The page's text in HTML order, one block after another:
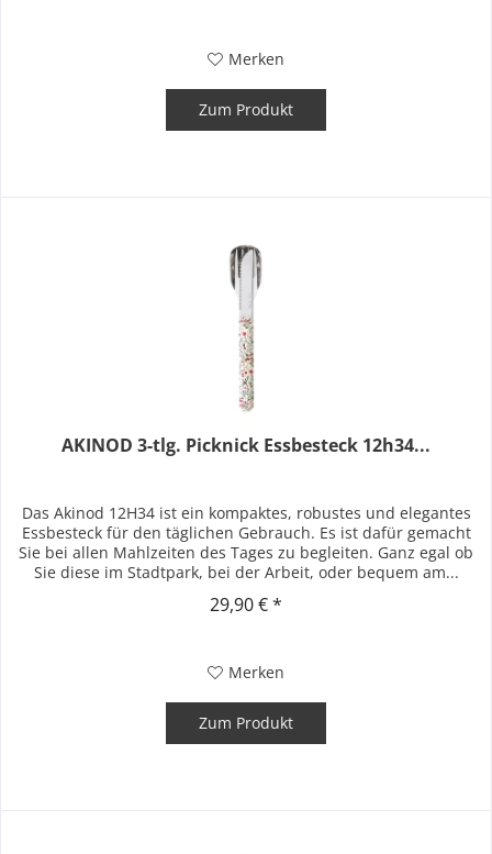
Merken
Zum Produkt
AKINOD 3-tlg. Picknick Essbesteck 12h34...
Das Akinod 12H34 ist ein kompaktes, robustes und elegantes
Essbesteck für den täglichen Gebrauch. Es ist dafür gemacht
Sie bei allen Mahlzeiten des Tages zu begleiten. Ganz egal ob
Sie diese im Stadtpark, bei der Arbeit, oder bequem am...
29,90 € *
Merken
Zum Produkt